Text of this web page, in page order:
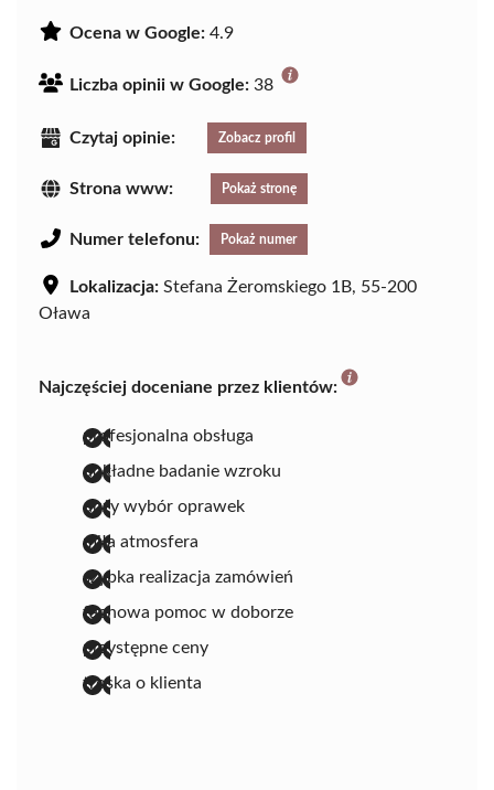
Ocena w Google: 4.9
Liczba opinii w Google: 38
Czytaj opinie: Zobacz profil
Strona www: Pokaż stronę
Numer telefonu: Pokaż numer
Lokalizacja: Stefana Żeromskiego 1B, 55-200
Oława
Najczęściej doceniane przez klientów:
profesjonalna obsługa
dokładne badanie wzroku
duży wybór oprawek
miła atmosfera
szybka realizacja zamówień
fachowa pomoc w doborze
przystępne ceny
troska o klienta